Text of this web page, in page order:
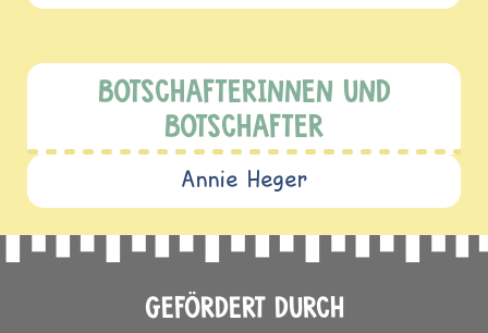
BOTSCHAFTERINNEN UND
BOTSCHAFTER
Annie Heger
GEFÖRDERT DURCH